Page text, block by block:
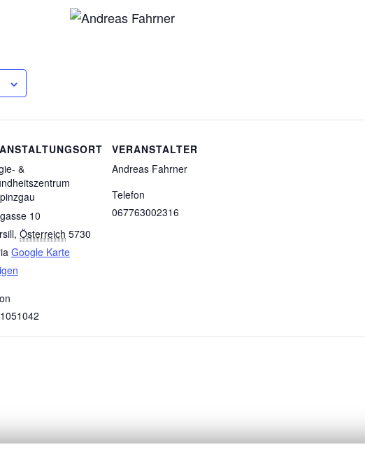
&
10
, Österreich 5730
Google Karte
VERANSTALTER
Andreas Fahrner
Telefon
067763002316